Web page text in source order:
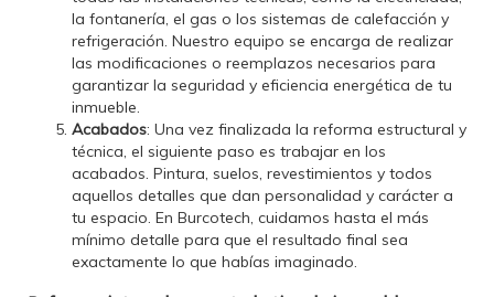
la fontanería, el gas o los sistemas de calefacción y
refrigeración. Nuestro equipo se encarga de realizar
las modificaciones o reemplazos necesarios para
garantizar la seguridad y eficiencia energética de tu
inmueble.
Acabados: Una vez finalizada la reforma estructural y
técnica, el siguiente paso es trabajar en los
acabados. Pintura, suelos, revestimientos y todos
aquellos detalles que dan personalidad y carácter a
tu espacio. En Burcotech, cuidamos hasta el más
mínimo detalle para que el resultado final sea
exactamente lo que habías imaginado.